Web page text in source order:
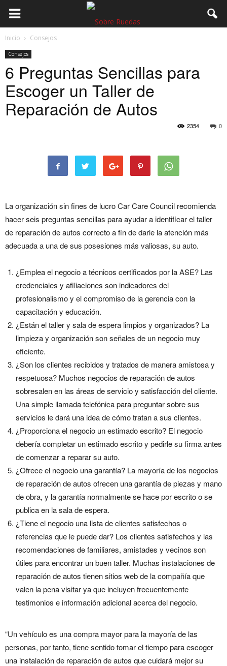
Inicio Consejos
Consejos
6 Preguntas Sencillas para
Escoger un Taller de
Reparación de Autos
0
2354
La organización sin fines de lucro Car Care Council recomienda
hacer seis preguntas sencillas para ayudar a identificar el taller
de reparación de autos correcto a fin de darle la atención más
adecuada a una de sus posesiones más valiosas, su auto.
¿Emplea el negocio a técnicos certificados por la ASE? Las
credenciales y afiliaciones son indicadores del
profesionalismo y el compromiso de la gerencia con la
capacitación y educación.
¿Están el taller y sala de espera limpios y organizados? La
limpieza y organización son señales de un negocio muy
eficiente.
¿Son los clientes recibidos y tratados de manera amistosa y
respetuosa? Muchos negocios de reparación de autos
sobresalen en las áreas de servicio y satisfacción del cliente.
Una simple llamada telefónica para preguntar sobre sus
servicios le dará una idea de cómo tratan a sus clientes.
¿Proporciona el negocio un estimado escrito? El negocio
debería completar un estimado escrito y pedirle su firma antes
de comenzar a reparar su auto.
¿Ofrece el negocio una garantía? La mayoría de los negocios
de reparación de autos ofrecen una garantía de piezas y mano
de obra, y la garantía normalmente se hace por escrito o se
publica en la sala de espera.
¿Tiene el negocio una lista de clientes satisfechos o
referencias que le puede dar? Los clientes satisfechos y las
recomendaciones de familiares, amistades y vecinos son
útiles para encontrar un buen taller. Muchas instalaciones de
reparación de autos tienen sitios web de la compañía que
valen la pena visitar ya que incluyen frecuentemente
testimonios e información adicional acerca del negocio.
“Un vehículo es una compra mayor para la mayoría de las
personas, por tanto, tiene sentido tomar el tiempo para escoger
una instalación de reparación de autos que cuidará mejor su